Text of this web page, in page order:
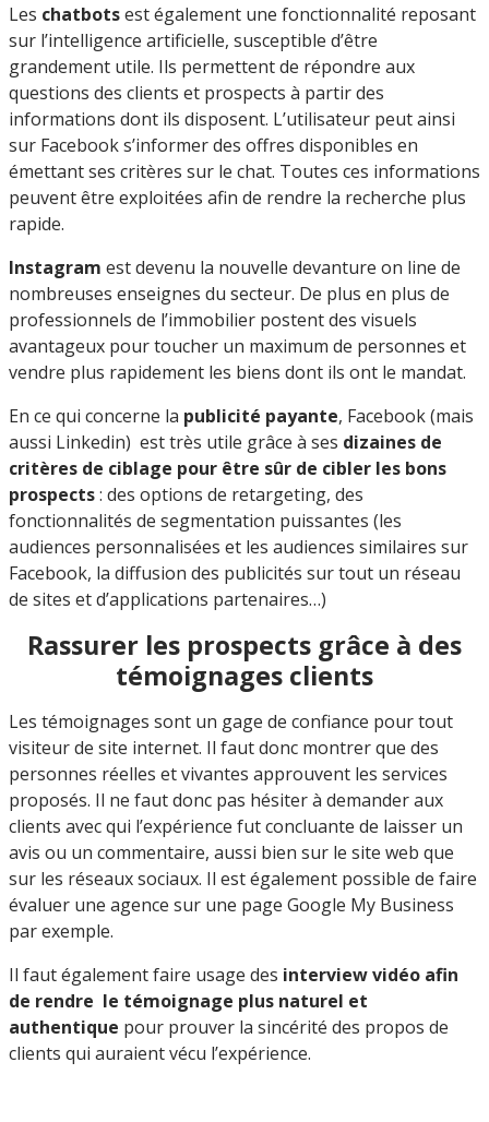
Les chatbotsest également une fonctionnalité reposant
sur l’intelligence artificielle, susceptible d’être
grandement utile. Ils permettent de répondre aux
questions des clients et prospects à partir des
informations dont ils disposent. L’utilisateur peut ainsi
sur Facebook s’informer des offres disponibles en
émettant ses critères sur le chat. Toutes ces informations
peuvent être exploitées afin de rendre la recherche plus
rapide.
Instagram est devenu la nouvelle devanture on line de
nombreuses enseignes du secteur. De plus en plus de
professionnels de l’immobilier postent des visuels
avantageux pour toucher un maximum de personnes et
vendre plus rapidement les biens dont ils ont le mandat.
En ce qui concerne la publicité payante, Facebook (mais
aussi Linkedin) est très utile grâce à ses dizaines de
critères de ciblage pour être sûr de cibler les bons
prospects: des options de retargeting, des
fonctionnalités de segmentation puissantes (les
audiences personnalisées et les audiences similaires sur
Facebook, la diffusion des publicités sur tout un réseau
de sites et d’applications partenaires…)
Rassurer les prospects grâce à des
témoignages clients
Les témoignages sont un gage de confiance pour tout
visiteur de site internet. Il faut donc montrer que des
personnes réelles et vivantes approuvent les services
proposés. Il ne faut donc pas hésiter à demander aux
clients avec qui l’expérience fut concluante de laisser un
avis ou un commentaire, aussi bien sur le site web que
sur les réseaux sociaux. Il est également possible de faire
évaluer une agence sur une page Google My Business
par exemple.
Il faut également faire usage des interview vidéo afin
de rendre le témoignage plus naturel et
authentique pour prouver la sincérité des propos de
clients qui auraient vécu l’expérience.